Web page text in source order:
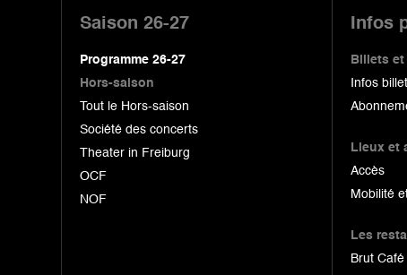
Saison 26-27
Programme 26-27
Hors-saison
Tout le Hors-saison
Société des concerts
Theater in Freiburg
OCF
NOF
Infos
Billets
Infos
Lieux et
Accès
Mobilité
Les
Brut